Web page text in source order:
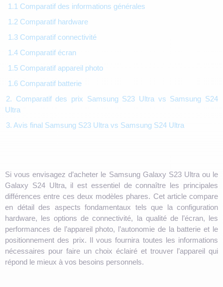
1.1 Comparatif des informations générales
1.2 Comparatif hardware
1.3 Comparatif connectivité
1.4 Comparatif écran
1.5 Comparatif appareil photo
1.6 Comparatif batterie
2. Comparatif des prix Samsung S23 Ultra vs Samsung S24
Ultra
3. Avis final Samsung S23 Ultra vs Samsung S24 Ultra
Si vous envisagez d’acheter le Samsung Galaxy S23 Ultra ou le
Galaxy S24 Ultra, il est essentiel de connaître les principales
différences entre ces deux modèles phares. Cet article compare
en détail des aspects fondamentaux tels que la configuration
hardware, les options de connectivité, la qualité de l’écran, les
performances de l’appareil photo, l’autonomie de la batterie et le
positionnement des prix. Il vous fournira toutes les informations
nécessaires pour faire un choix éclairé et trouver l’appareil qui
répond le mieux à vos besoins personnels.